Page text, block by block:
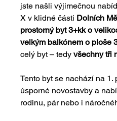
jste našli výjimečnou
X v klidné části Dolních
prostorný byt 3+kk o
velkým balkónem o ploše
celý byt – tedy všechny tři
Tento byt se nachází na 1.
úsporné novostavby a
rodinu, pár nebo i